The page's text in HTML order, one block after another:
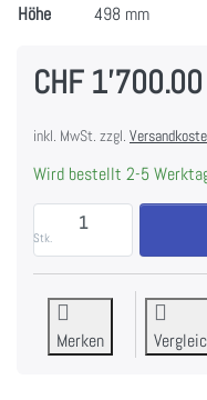
Höhe
498 mm
CHF 1'700.00
inkl. MwSt. zzgl.
Wird bestellt 2-5
Stk.
FALMEC
Merken